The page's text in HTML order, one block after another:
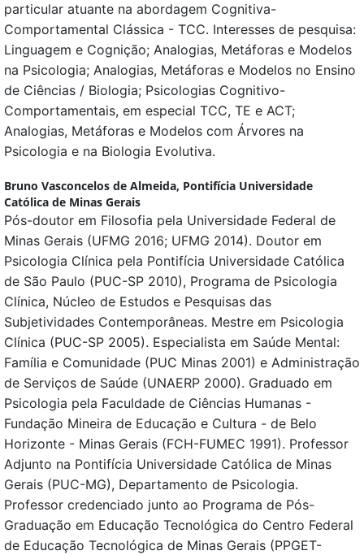
particular atuante na abordagem Cognitiva-
Comportamental Clássica - TCC. Interesses de pesquisa:
Linguagem e Cognição; Analogias, Metáforas e Modelos
na Psicologia; Analogias, Metáforas e Modelos no Ensino
de Ciências / Biologia; Psicologias Cognitivo-
Comportamentais, em especial TCC, TE e ACT;
Analogias, Metáforas e Modelos com Árvores na
Psicologia e na Biologia Evolutiva.
Bruno Vasconcelos de Almeida, Pontifícia Universidade
Católica de Minas Gerais
Pós-doutor em Filosofia pela Universidade Federal de
Minas Gerais (UFMG 2016; UFMG 2014). Doutor em
Psicologia Clínica pela Pontifícia Universidade Católica
de São Paulo (PUC-SP 2010), Programa de Psicologia
Clínica, Núcleo de Estudos e Pesquisas das
Subjetividades Contemporâneas. Mestre em Psicologia
Clínica (PUC-SP 2005). Especialista em Saúde Mental:
Família e Comunidade (PUC Minas 2001) e Administração
de Serviços de Saúde (UNAERP 2000). Graduado em
Psicologia pela Faculdade de Ciências Humanas -
Fundação Mineira de Educação e Cultura - de Belo
Horizonte - Minas Gerais (FCH-FUMEC 1991). Professor
Adjunto na Pontifícia Universidade Católica de Minas
Gerais (PUC-MG), Departamento de Psicologia.
Professor credenciado junto ao Programa de Pós-
Graduação em Educação Tecnológica do Centro Federal
de Educação Tecnológica de Minas Gerais (PPGET-